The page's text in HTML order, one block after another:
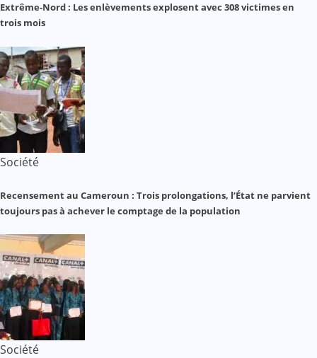
Extrême-Nord : Les enlèvements explosent avec 308 victimes en
trois mois
Société
Recensement au Cameroun : Trois prolongations, l’État ne parvient
toujours pas à achever le comptage de la population
Société